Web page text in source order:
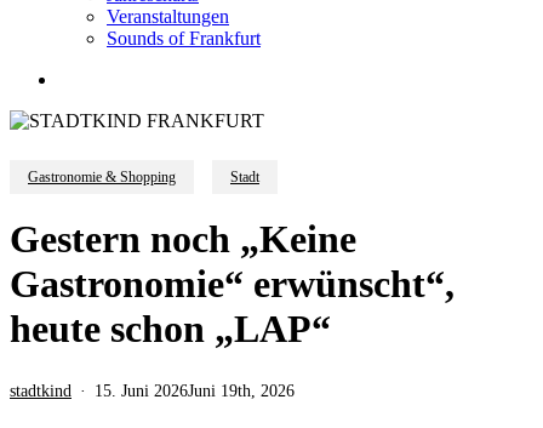
Veranstaltungen
Sounds of Frankfurt
Gastronomie & Shopping Stadt
Gestern noch „Keine
Gastronomie“ erwünscht“,
heute schon „LAP“
stadtkind 15. Juni 2026Juni 19th, 2026